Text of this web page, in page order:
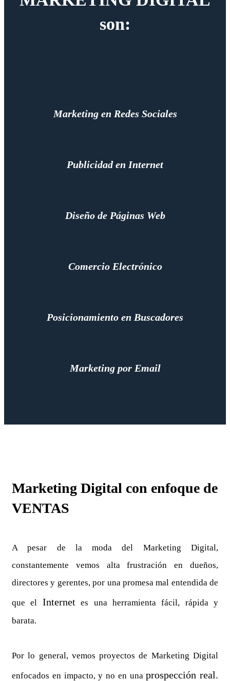
son:
Marketing en Redes Sociales
Publicidad en Internet
Diseño de Páginas Web
Comercio Electrónico
Posicionamiento en Buscadores
Marketing por Email
Marketing Digital con enfoque de
VENTAS
A pesar de la moda del Marketing Digital,
constantemente vemos alta frustración en dueños,
directores y gerentes, por una promesa mal entendida de
que el Internetes una herramienta fácil, rápida y
barata.
Por lo general, vemos proyectos de Marketing Digital
enfocados en impacto, y no en unaprospección real.